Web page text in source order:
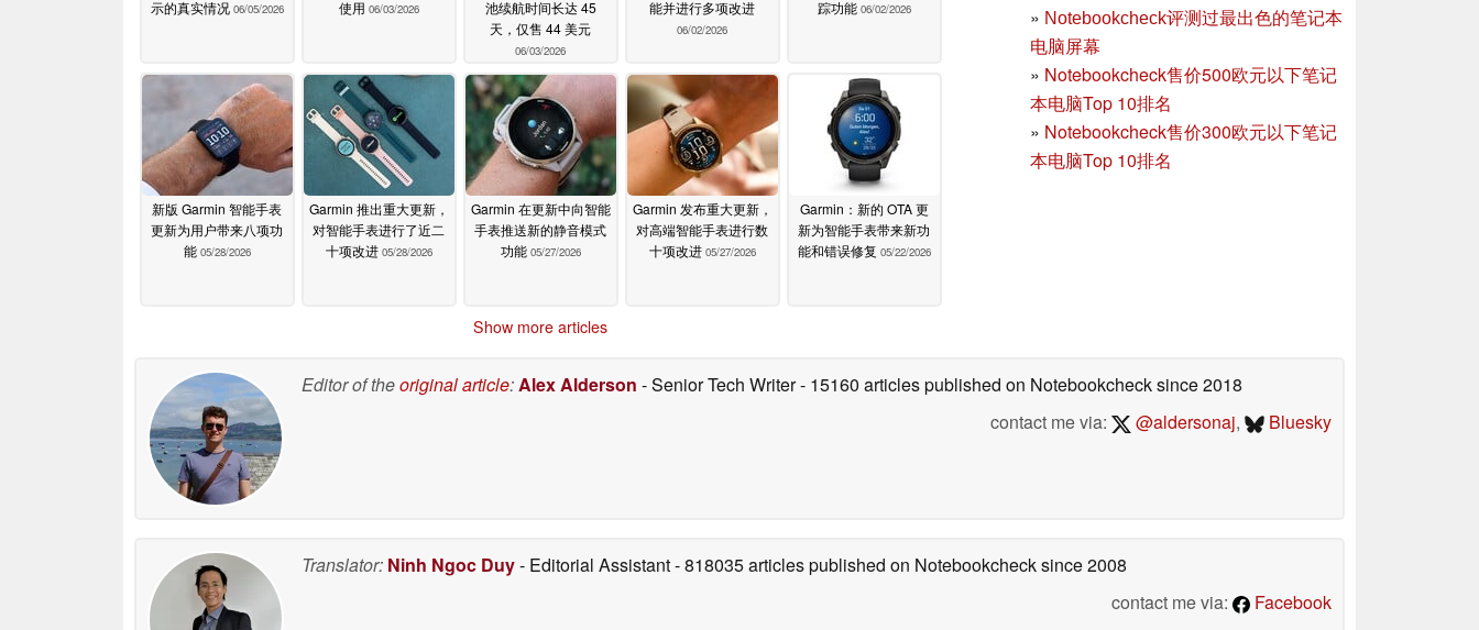
» Notebookcheck评测过最出色的笔记本
电脑屏幕
» Notebookcheck售价500欧元以下笔记
本电脑Top 10排名
» Notebookcheck售价300欧元以下笔记
本电脑Top 10排名
示的真实情况 06/05/2026
使用 06/03/2026
池续航时间长达 45
天，仅售 44 美元
06/03/2026
能并进行多项改进
06/02/2026
踪功能 06/02/2026
新版 Garmin 智能手表
更新为用户带来八项功
能 05/28/2026
Garmin 推出重大更新，
对智能手表进行了近二
十项改进 05/28/2026
Garmin 在更新中向智能
手表推送新的静音模式
功能 05/27/2026
Garmin 发布重大更新，
对高端智能手表进行数
十项改进 05/27/2026
Garmin：新的 OTA 更
新为智能手表带来新功
能和错误修复 05/22/2026
Show more articles
Editor of theoriginal article:Alex Alderson - Senior Tech Writer- 15160 articles published on Notebookchecksince 2018
contact me via:
@aldersonaj, Bluesky
Translator: Ninh Ngoc Duy- Editorial Assistant- 818035 articles published on Notebookchecksince 2008
contact me via:
Facebook